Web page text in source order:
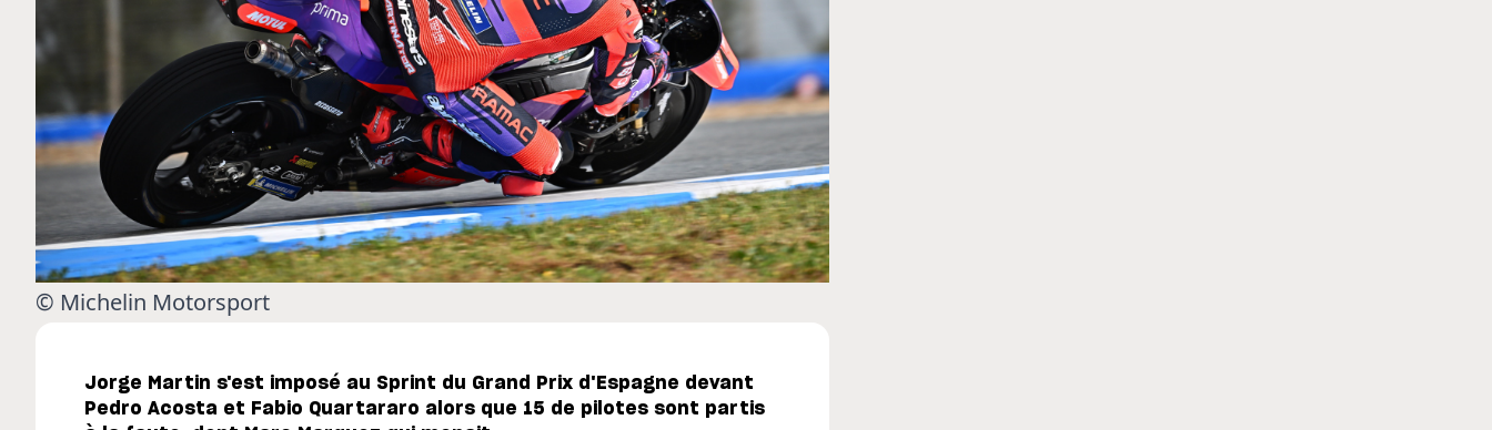
© Michelin Motorsport
Jorge Martin s'est imposé au Sprint du Grand Prix d'Espagne devant
Pedro Acosta et Fabio Quartararo alors que 15 de pilotes sont partis